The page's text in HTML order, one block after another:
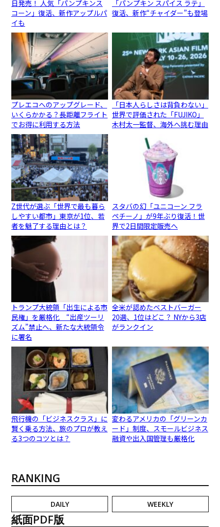
日発売！ 人気「パンプキンス
コーン」復活、新作アップルパ
イも
「パンプキン スパイス ラテ」
復活、新作“チャイダー”も登場
プレエコへのアップグレード、
いくらかかる？長距離フライト
でお得に利用する方法
「日本人らしさは背負わない」
世界で評価された「FUJIKO」
木村太一監督、海外へ挑む理由
Z世代が選ぶ「世界で最も暮ら
しやすい都市」東京が1位、若
者を魅了する理由とは？
スタバの幻「ユニコーン フラ
ペチーノ」が9年ぶり復活！世
界で2日間限定販売へ
トランプ大統領「出生による市
民権」を厳格化 “出産ツーリ
ズム”禁止へ、新たな大統領令
に署名
全米が認めたベストバーガー
20選、1位はどこ？ NYから3店
がランクイン
飛行機の「ビジネスクラス」に
賢く乗る方法、旅のプロが教え
る3つのコツとは？
変わるアメリカの「グリーンカ
ード」制度、スモールビジネス
融資や出入国管理も厳格化
RANKING
DAILY WEEKLY
紙面PDF版